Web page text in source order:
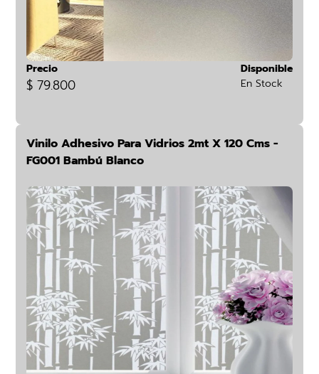
Precio
$ 79.800
Disponible
En Stock
Vinilo Adhesivo Para Vidrios 2mt X 120 Cms -
FG001 Bambú Blanco